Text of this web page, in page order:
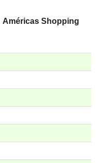
Américas Shopping